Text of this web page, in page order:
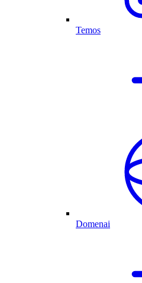
Temos
Domenai